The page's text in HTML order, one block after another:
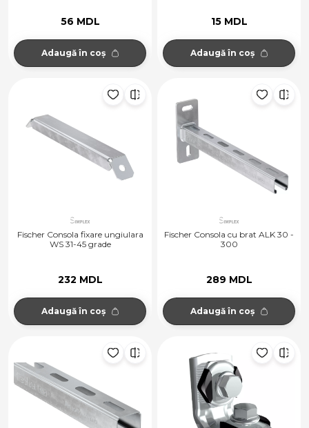
56 MDL
Adaugă în coș
15 MDL
Adaugă în coș
Fischer Consola fixare ungiulara
WS 31-45 grade
232 MDL
Adaugă în coș
Fischer Consola cu brat ALK 30 -
300
289 MDL
Adaugă în coș